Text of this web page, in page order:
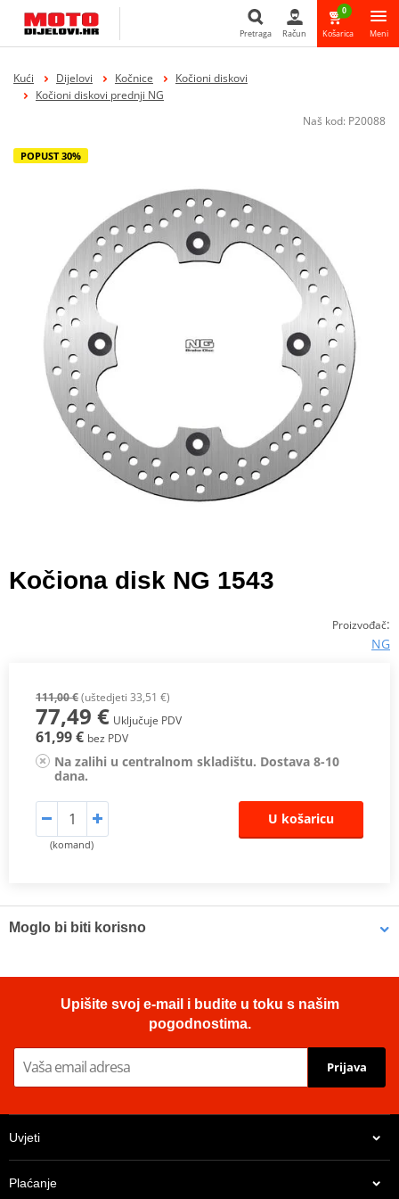
Pretraga Račun
0
Košarica Meni
Kući Dijelovi Kočnice
Kočioni diskovi
Kočioni diskovi prednji NG
Naš kod: P20088
POPUST 30%
Kočiona disk NG 1543
Proizvođač:
NG
111,00 €(uštedjeti 33,51 €)
77,49 € Uključuje PDV
61,99 € bez PDV
Na zalihi u centralnom skladištu. Dostava 8-10
dana.
(komand)
U košaricu
Moglo bi biti korisno
ml (ideal for workshops)
Upišite svoj e-mail i budite u toku s našim
pogodnostima.
Prijava
Uvjeti
Plaćanje